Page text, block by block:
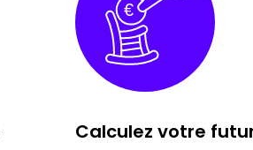
Calculez votre